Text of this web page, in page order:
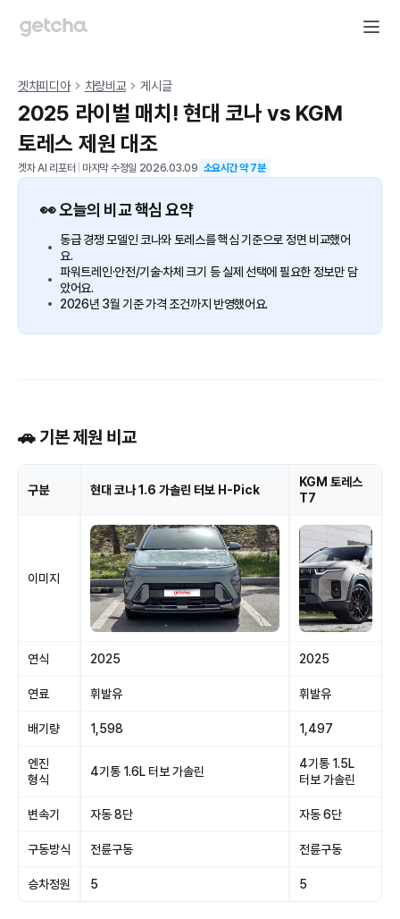
겟차피디아 차량비교 게시글
2025 라이벌 매치! 현대 코나 vs KGM
토레스 제원 대조
겟차 AI 리포터 마지막 수정일 2026.03.09 소요시간 약7분
👀 오늘의 비교 핵심 요약
동급 경쟁 모델인 코나와 토레스를 핵심 기준으로 정면 비교했어
요.
파워트레인·안전/기술·차체 크기 등 실제 선택에 필요한 정보만 담
았어요.
2026년 3월 기준 가격 조건까지 반영했어요.
🚗 기본 제원 비교
구분 현대 코나 1.6 가솔린 터보 H-Pick
KGM 토레스
T7
이미지
연식 2025 2025
연료 휘발유 휘발유
배기량 1,598 1,497
엔진
형식
4기통 1.6L 터보 가솔린
4기통 1.5L
터보 가솔린
변속기 자동 8단 자동 6단
구동방식 전륜구동 전륜구동
승차정원 5 5